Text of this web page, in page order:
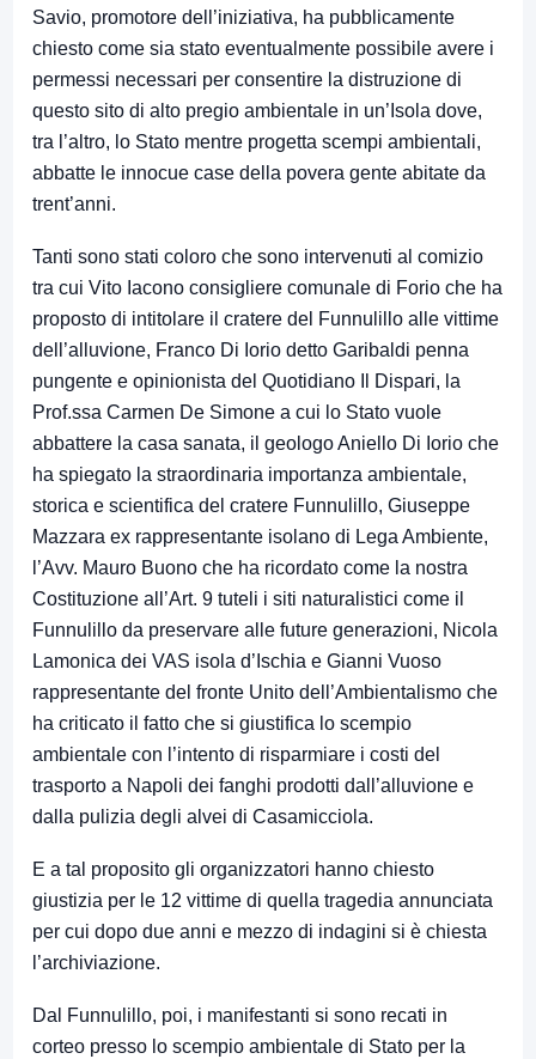
Savio, promotore dell’iniziativa, ha pubblicamente
chiesto come sia stato eventualmente possibile avere i
permessi necessari per consentire la distruzione di
questo sito di alto pregio ambientale in un’Isola dove,
tra l’altro, lo Stato mentre progetta scempi ambientali,
abbatte le innocue case della povera gente abitate da
trent’anni.
Tanti sono stati coloro che sono intervenuti al comizio
tra cui Vito Iacono consigliere comunale di Forio che ha
proposto di intitolare il cratere del Funnulillo alle vittime
dell’alluvione, Franco Di Iorio detto Garibaldi penna
pungente e opinionista del Quotidiano Il Dispari, la
Prof.ssa Carmen De Simone a cui lo Stato vuole
abbattere la casa sanata, il geologo Aniello Di Iorio che
ha spiegato la straordinaria importanza ambientale,
storica e scientifica del cratere Funnulillo, Giuseppe
Mazzara ex rappresentante isolano di Lega Ambiente,
l’Avv. Mauro Buono che ha ricordato come la nostra
Costituzione all’Art. 9 tuteli i siti naturalistici come il
Funnulillo da preservare alle future generazioni, Nicola
Lamonica dei VAS isola d’Ischia e Gianni Vuoso
rappresentante del fronte Unito dell’Ambientalismo che
ha criticato il fatto che si giustifica lo scempio
ambientale con l’intento di risparmiare i costi del
trasporto a Napoli dei fanghi prodotti dall’alluvione e
dalla pulizia degli alvei di Casamicciola.
E a tal proposito gli organizzatori hanno chiesto
giustizia per le 12 vittime di quella tragedia annunciata
per cui dopo due anni e mezzo di indagini si è chiesta
l’archiviazione.
Dal Funnulillo, poi, i manifestanti si sono recati in
corteo presso lo scempio ambientale di Stato per la